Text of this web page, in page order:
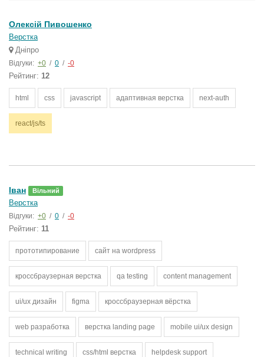
Олексій Пивошенко
Верстка
Дніпро
Відгуки: +0 / 0 / -0
Рейтинг: 12
html css javascript адаптивная верстка next-auth
react/js/ts
Іван Вільний
Верстка
Відгуки: +0 / 0 / -0
Рейтинг: 11
прототипирование сайт на wordpress
кроссбраузерная верстка qa testing content management
ui/ux дизайн figma кроссбраузерная вёрстка
web разработка верстка landing page mobile ui/ux design
technical writing css/html верстка helpdesk support